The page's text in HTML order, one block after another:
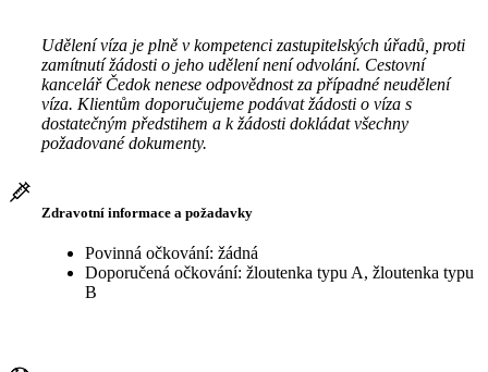
Udělení víza je plně v kompetenci zastupitelských úřadů, proti
zamítnutí žádosti o jeho udělení není odvolání. Cestovní
kancelář Čedok nenese odpovědnost za případné neudělení
víza. Klientům doporučujeme podávat žádosti o víza s
dostatečným předstihem a k žádosti dokládat všechny
požadované dokumenty.
Zdravotní informace a požadavky
Povinná očkování: žádná
Doporučená očkování: žloutenka typu A, žloutenka typu
B